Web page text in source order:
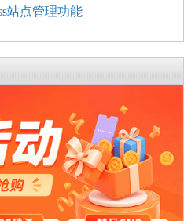
站点管理功能